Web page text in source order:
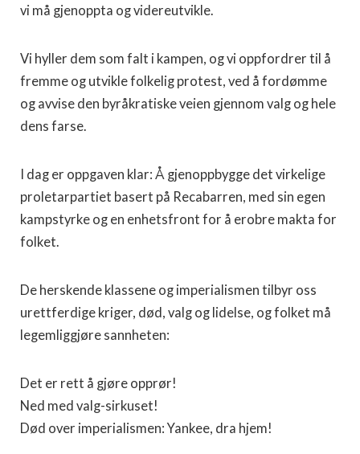
vi må gjenoppta og videreutvikle.
Vi hyller dem som falt i kampen, og vi oppfordrer til å
fremme og utvikle folkelig protest, ved å fordømme
og avvise den byråkratiske veien gjennom valg og hele
dens farse.
I dag er oppgaven klar: Å gjenoppbygge det virkelige
proletarpartiet basert på Recabarren, med sin egen
kampstyrke og en enhetsfront for å erobre makta for
folket.
De herskende klassene og imperialismen tilbyr oss
urettferdige kriger, død, valg og lidelse, og folket må
legemliggjøre sannheten:
Det er rett å gjøre opprør!
Ned med valg-sirkuset!
Død over imperialismen: Yankee, dra hjem!